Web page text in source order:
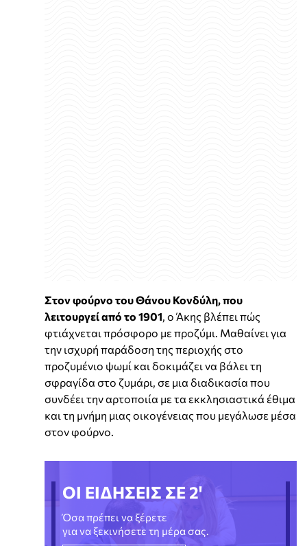
Στον φούρνο του Θάνου Κονδύλη, που
λειτουργεί από το 1901 , ο Άκης βλέπει πώς
φτιάχνεται πρόσφορο με προζύμι. Μαθαίνει για
την ισχυρή παράδοση της περιοχής στο
προζυμένιο ψωμί και δοκιμάζει να βάλει τη
σφραγίδα στο ζυμάρι, σε μια διαδικασία που
συνδέει την αρτοποιία με τα εκκλησιαστικά έθιμα
και τη μνήμη μιας οικογένειας που μεγάλωσε μέσα
στον φούρνο.
ΟΙ ΕΙΔΗΣΕΙΣ ΣΕ 2'
Όσα πρέπει να ξέρετε
για να ξεκινήσετε τη μέρα σας.